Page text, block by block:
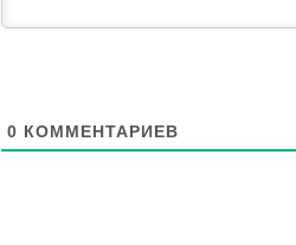
0 КОММЕНТАРИЕВ